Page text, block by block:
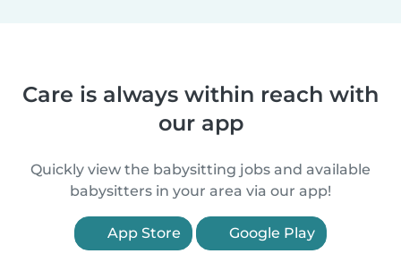
Care is always within reach with
our app
Quickly view the babysitting jobs and available
babysitters in your area via our app!
App Store Google Play